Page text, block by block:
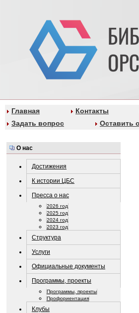
Главная Контакты
Задать вопрос
Оставить
О нас
Достижения
К истории ЦБС
Пресса о нас
2026 год
2025 год
2024 год
2023 год
Структура
Услуги
Официальные документы
Программы, проекты
Программы, проекты
Профориентация
Клубы